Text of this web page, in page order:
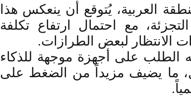
العربية، يُتوقع أن ينعكس هذا
مع احتمال ارتفاع تكلفة
الانتظار لبعض الطرازات.
الطلب على أجهزة موجهة للذكاء
ما يضيف مزيداً من الضغط على
.